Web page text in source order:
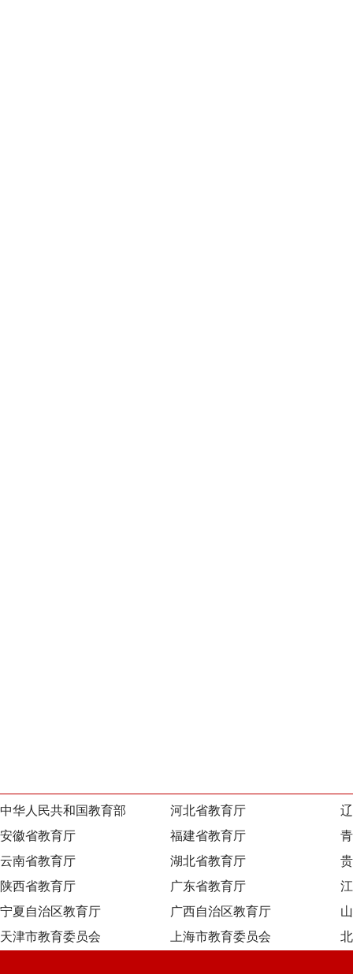
中华人民共和国教育部 河北省教育厅
安徽省教育厅
福建省教育厅
云南省教育厅
湖北省教育厅
陕西省教育厅
广东省教育厅
宁夏自治区教育厅
广西自治区教育厅
天津市教育委员会
上海市教育委员会